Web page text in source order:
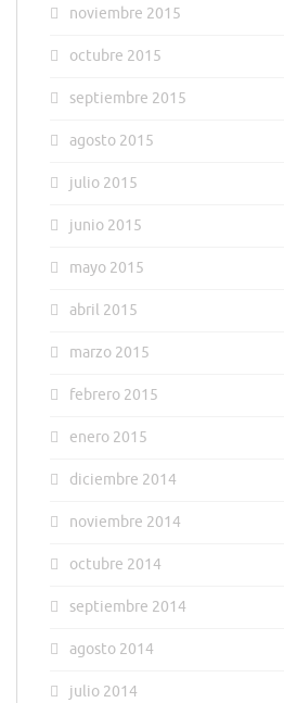
noviembre 2015
octubre 2015
septiembre 2015
agosto 2015
julio 2015
junio 2015
mayo 2015
abril 2015
marzo 2015
febrero 2015
enero 2015
diciembre 2014
noviembre 2014
octubre 2014
septiembre 2014
agosto 2014
julio 2014